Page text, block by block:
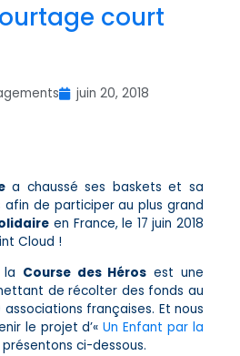
court
juin 20, 2018
a chaussé ses baskets et sa
afin de participer au plus grand
en France, le 17 juin 2018
Cloud !
Course des Héros est une
de récolter des fonds au
françaises. Et nous
le projet d’«Un Enfant par la
présentons ci-dessous.